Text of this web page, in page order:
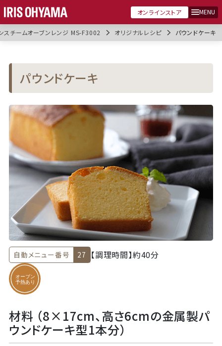
オンラインストア MENU
スチームオーブンレンジ MS-F3002 オリジナルレシピ パウンドケーキ
パウンドケーキ
自動メニュー番号 27 【調理時間】約40分
材料 （8×17cm、高さ6cmの金属製パ
ウンドケーキ型1本分）